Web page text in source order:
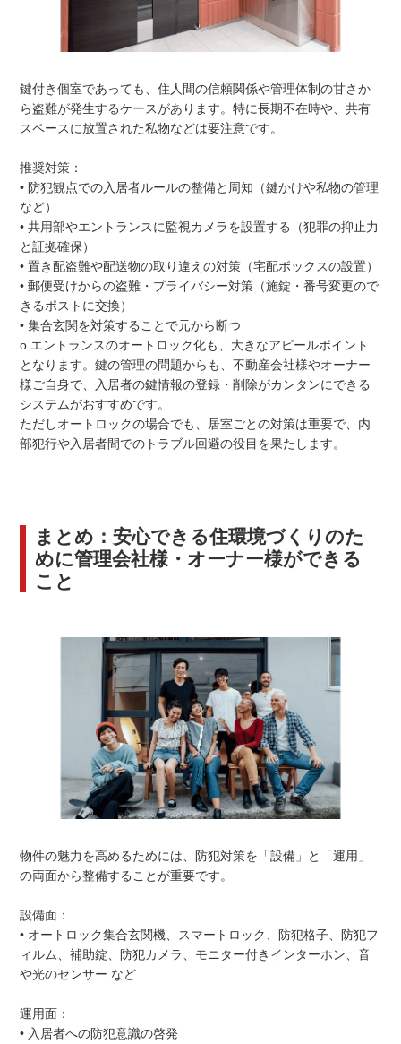
鍵付き個室であっても、住人間の信頼関係や管理体制の甘さか
ら盗難が発生するケースがあります。特に長期不在時や、共有
スペースに放置された私物などは要注意です。
推奨対策：
• 防犯観点での入居者ルールの整備と周知（鍵かけや私物の管理
など）
• 共用部やエントランスに監視カメラを設置する（犯罪の抑止力
と証拠確保）
• 置き配盗難や配送物の取り違えの対策（宅配ボックスの設置）
• 郵便受けからの盗難・プライバシー対策（施錠・番号変更ので
きるポストに交換）
• 集合玄関を対策することで元から断つ
o エントランスのオートロック化も、大きなアピールポイント
となります。鍵の管理の問題からも、不動産会社様やオーナー
様ご自身で、入居者の鍵情報の登録・削除がカンタンにできる
システムがおすすめです。
ただしオートロックの場合でも、居室ごとの対策は重要で、内
部犯行や入居者間でのトラブル回避の役目を果たします。
まとめ：安心できる住環境づくりのた
めに管理会社様・オーナー様ができる
こと
物件の魅力を高めるためには、防犯対策を「設備」と「運用」
の両面から整備することが重要です。
設備面：
• オートロック集合玄関機、スマートロック、防犯格子、防犯フ
ィルム、補助錠、防犯カメラ、モニター付きインターホン、音
や光のセンサー など
運用面：
• 入居者への防犯意識の啓発